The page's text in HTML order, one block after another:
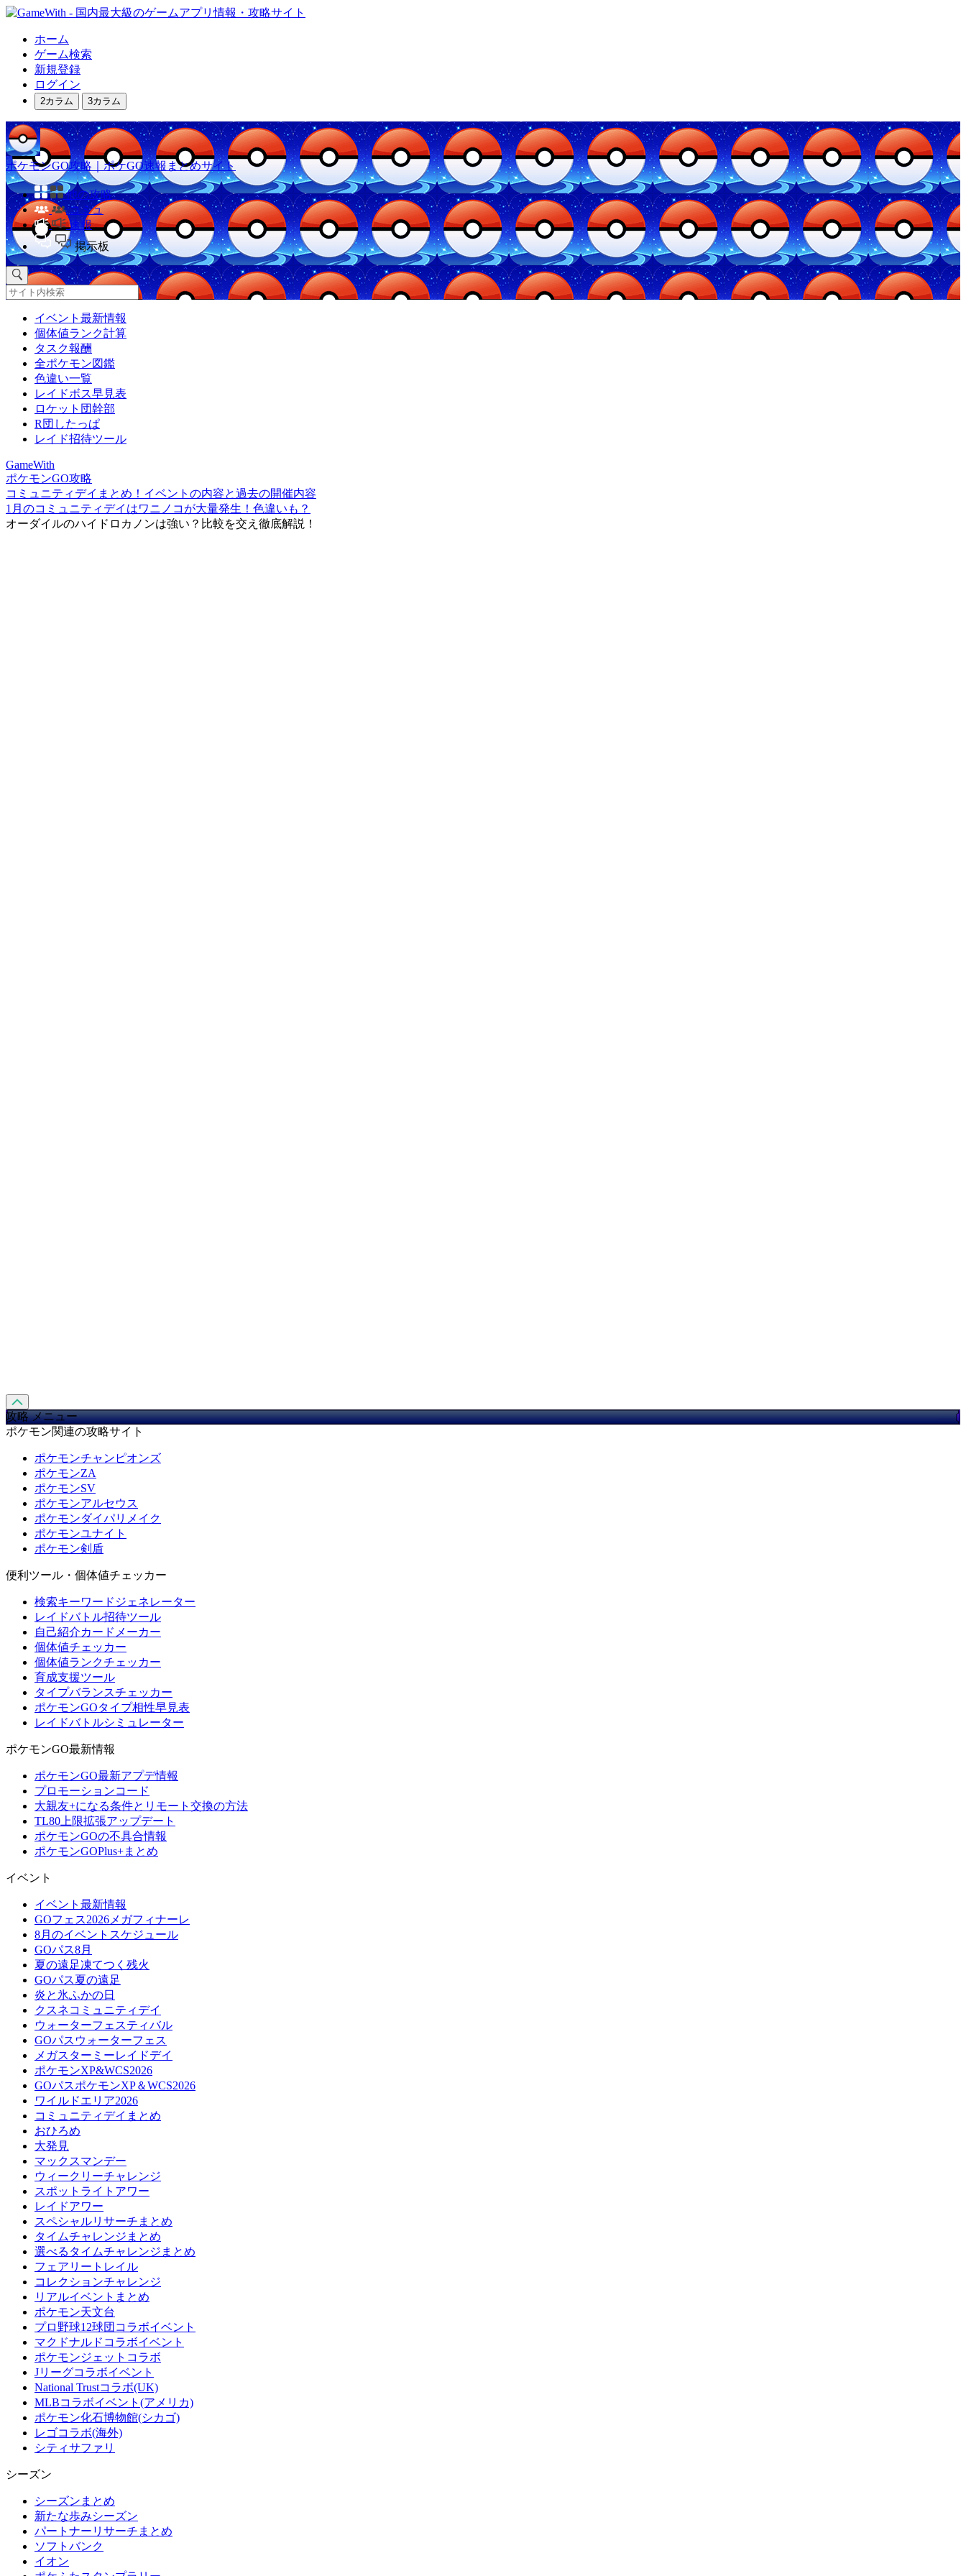
ホーム
ゲーム検索
新規登録
ログイン
2カラム 3カラム
ポケモンGO攻略｜ポケGO速報まとめサイト
他の攻略
コミュ
速報
掲示板
イベント最新情報
個体値ランク計算
タスク報酬
全ポケモン図鑑
色違い一覧
レイドボス早見表
ロケット団幹部
R団したっぱ
レイド招待ツール
GameWith
ポケモンGO攻略
コミュニティデイまとめ！イベントの内容と過去の開催内容
1月のコミュニティデイはワニノコが大量発生！色違いも？
オーダイルのハイドロカノンは強い？比較を交え徹底解説！
攻略 メニュー
ポケモン関連の攻略サイト
ポケモンチャンピオンズ
ポケモンZA
ポケモンSV
ポケモンアルセウス
ポケモンダイパリメイク
ポケモンユナイト
ポケモン剣盾
便利ツール・個体値チェッカー
検索キーワードジェネレーター
レイドバトル招待ツール
自己紹介カードメーカー
個体値チェッカー
個体値ランクチェッカー
育成支援ツール
タイプバランスチェッカー
ポケモンGOタイプ相性早見表
レイドバトルシミュレーター
ポケモンGO最新情報
ポケモンGO最新アプデ情報
プロモーションコード
大親友+になる条件とリモート交換の方法
TL80上限拡張アップデート
ポケモンGOの不具合情報
ポケモンGOPlus+まとめ
イベント
イベント最新情報
GOフェス2026メガフィナーレ
8月のイベントスケジュール
GOパス8月
夏の遠足凍てつく残火
GOパス夏の遠足
炎と氷ふかの日
クスネコミュニティデイ
ウォーターフェスティバル
GOパスウォーターフェス
メガスターミーレイドデイ
ポケモンXP&WCS2026
GOパスポケモンXP＆WCS2026
ワイルドエリア2026
コミュニティデイまとめ
おひろめ
大発見
マックスマンデー
ウィークリーチャレンジ
スポットライトアワー
レイドアワー
スペシャルリサーチまとめ
タイムチャレンジまとめ
選べるタイムチャレンジまとめ
フェアリートレイル
コレクションチャレンジ
リアルイベントまとめ
ポケモン天文台
プロ野球12球団コラボイベント
マクドナルドコラボイベント
ポケモンジェットコラボ
Jリーグコラボイベント
National Trustコラボ(UK)
MLBコラボイベント(アメリカ)
ポケモン化石博物館(シカゴ)
レゴコラボ(海外)
シティサファリ
シーズン
シーズンまとめ
新たな歩みシーズン
パートナーリサーチまとめ
ソフトバンク
イオン